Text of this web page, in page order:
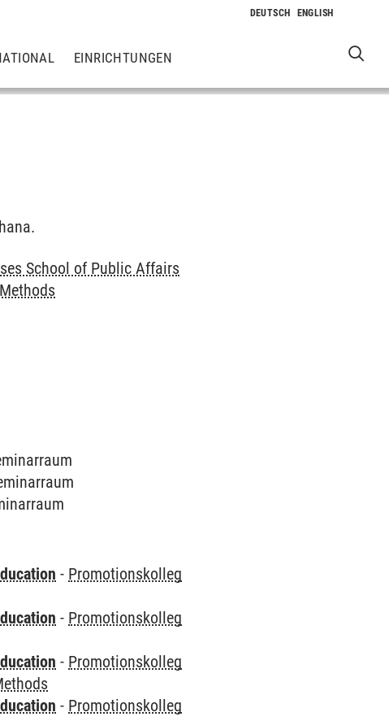
EINRICHTUNGEN
School of Public Affairs
- Promotionskolleg
- Promotionskolleg
- Promotionskolleg
- Promotionskolleg